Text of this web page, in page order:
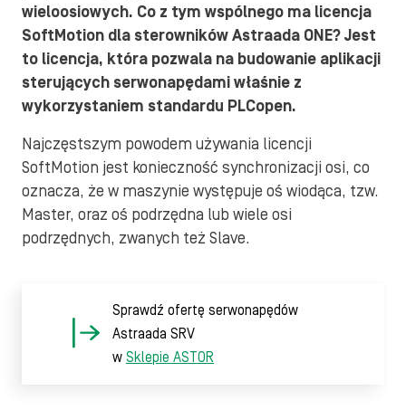
wieloosiowych. Co z tym wspólnego ma licencja
SoftMotion dla sterowników Astraada ONE? Jest
to licencja, która pozwala na budowanie aplikacji
sterujących serwonapędami właśnie z
wykorzystaniem standardu PLCopen.
Najczęstszym powodem używania licencji
SoftMotion jest konieczność synchronizacji osi, co
oznacza, że w maszynie występuje oś wiodąca, tzw.
Master, oraz oś podrzędna lub wiele osi
podrzędnych, zwanych też Slave.
Sprawdź ofertę serwonapędów
Astraada SRV
w Sklepie ASTOR